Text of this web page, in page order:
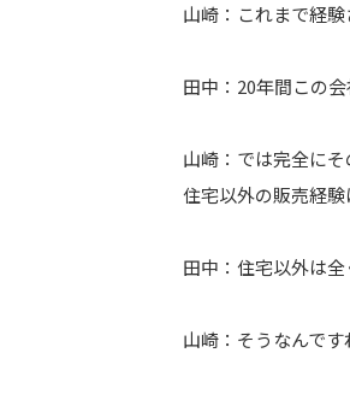
山崎：これまで経
田中：20年間この
山崎：では完全にそ
住宅以外の販売経
田中：住宅以外は
山崎：そうなんです